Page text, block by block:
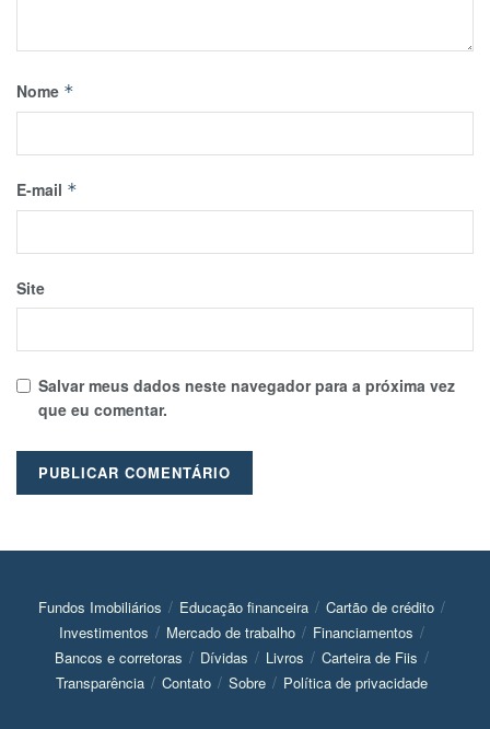
Nome *
E-mail *
Site
Salvar meus dados neste navegador para a próxima vez
que eu comentar.
Fundos Imobiliários Educação financeira
Cartão de crédito
Investimentos
Mercado de trabalho
Financiamentos
Bancos e corretoras
Dívidas Livros
Carteira de Fiis
Transparência
Contato Sobre Política de privacidade